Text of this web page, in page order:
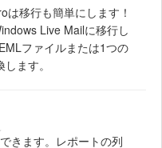
移行も簡単にします！
Live Mailに移行し
ファイルまたは1つの
ます。
きます。レポートの列